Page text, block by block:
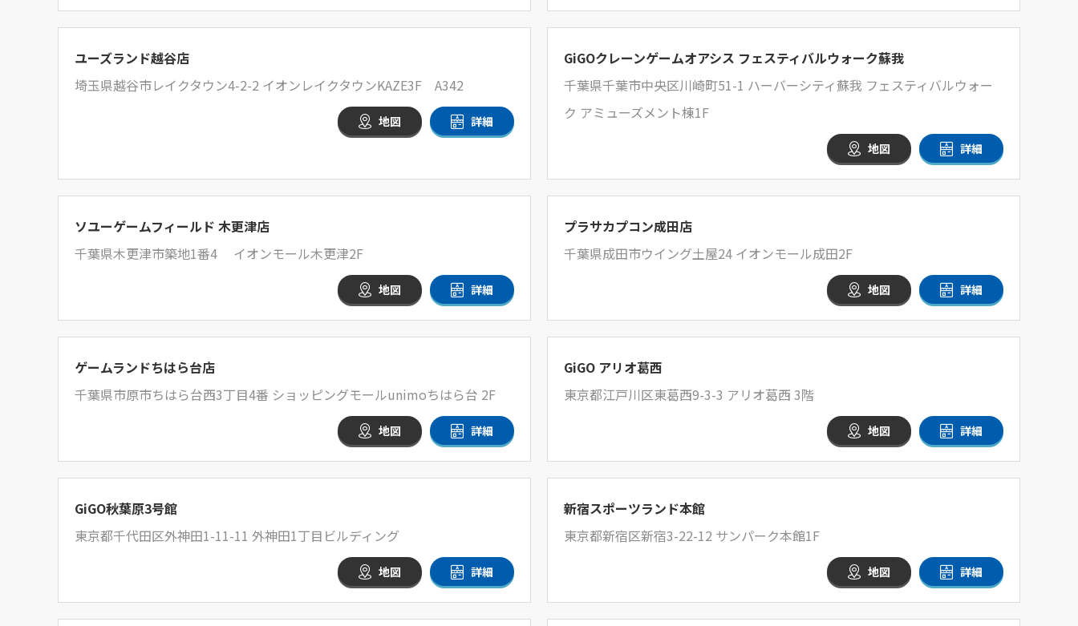
ユーズランド越谷店
埼玉県越谷市レイクタウン4-2-2 イオンレイクタウンKAZE3F A342
地図 詳細
GiGOクレーンゲームオアシス フェスティバルウォーク蘇我
千葉県千葉市中央区川崎町51-1 ハーバーシティ蘇我 フェスティバルウォー
ク アミューズメント棟1F
地図 詳細
ソユーゲームフィールド 木更津店
千葉県木更津市築地1番4 イオンモール木更津2F
地図 詳細
プラサカプコン成田店
千葉県成田市ウイング土屋24 イオンモール成田2F
地図 詳細
ゲームランドちはら台店
千葉県市原市ちはら台西3丁目4番 ショッピングモールunimoちはら台 2F
地図 詳細
GiGO アリオ葛西
東京都江戸川区東葛西9-3-3 アリオ葛西 3階
地図 詳細
GiGO秋葉原3号館
東京都千代田区外神田1-11-11 外神田1丁目ビルディング
地図 詳細
新宿スポーツランド本館
東京都新宿区新宿3-22-12 サンパーク本館1F
地図 詳細